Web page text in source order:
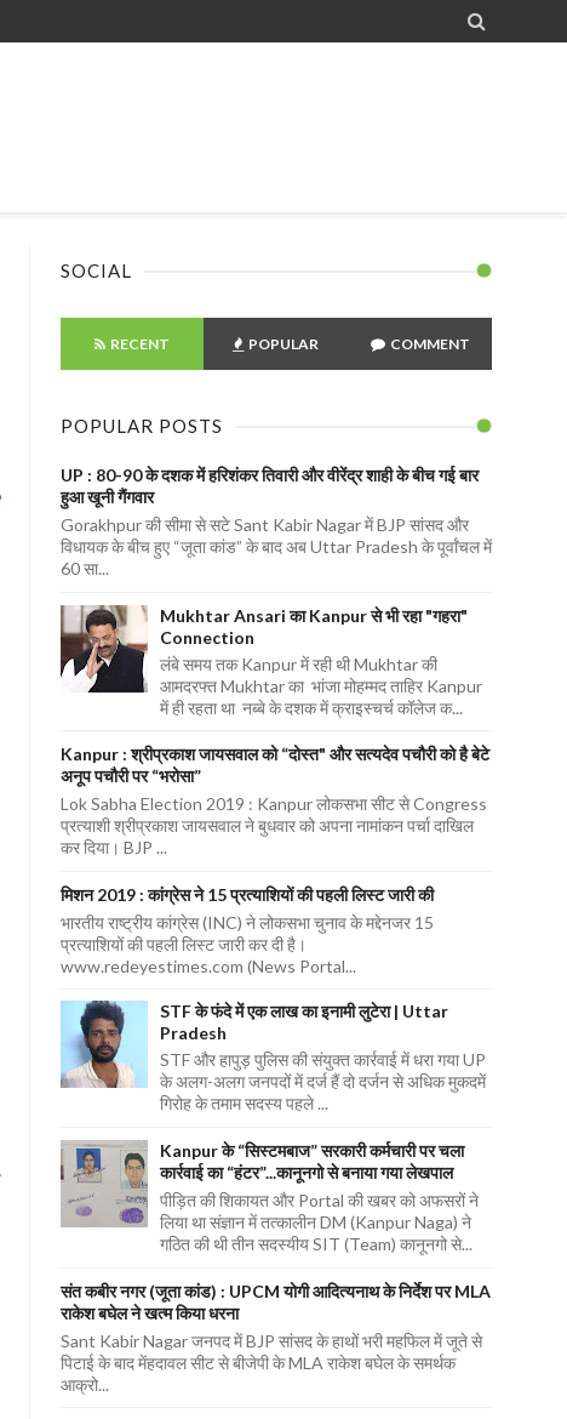

SOCIAL
RECENT POPULAR COMMENT
POPULAR POSTS
UP : 80-90 के दशक में हरिशंकर तिवारी और वीरेंद्र शाही के बीच गई बार
हुआ खूनी गैंगवार
Gorakhpur की सीमा से सटे Sant Kabir Nagar में BJP सांसद और
विधायक के बीच हुए “जूता कांड” के बाद अब Uttar Pradesh के पूर्वांचल में
60 सा...
Mukhtar Ansari का Kanpur से भी रहा "गहरा"
Connection
लंबे समय तक Kanpur में रही थी Mukhtar की
आमदरफ्त Mukhtar का भांजा मोहम्मद ताहिर Kanpur
में ही रहता था नब्बे के दशक में क्राइस्चर्च कॉलेज क...
Kanpur : श्रीप्रकाश जायसवाल को “दोस्त" और सत्यदेव पचौरी को है बेटे
अनूप पचौरी पर “भरोसा”
Lok Sabha Election 2019 : Kanpur लोकसभा सीट से Congress
प्रत्याशी श्रीप्रकाश जायसवाल ने बुधवार को अपना नामांकन पर्चा दाखिल
कर दिया। BJP ...
मिशन 2019 : कांग्रेस ने 15 प्रत्याशियों की पहली लिस्ट जारी की
भारतीय राष्ट्रीय कांग्रेस (INC) ने लोकसभा चुनाव के मद्देनजर 15
प्रत्याशियों की पहली लिस्ट जारी कर दी है।
www.redeyestimes.com (News Portal...
STF के फंदे में एक लाख का इनामी लुटेरा | Uttar
Pradesh
STF और हापुड़ पुलिस की संयुक्त कार्रवाई में धरा गया UP
के अलग-अलग जनपदों में दर्ज हैं दो दर्जन से अधिक मुकदमें
गिरोह के तमाम सदस्य पहले ...
Kanpur के “सिस्टमबाज” सरकारी कर्मचारी पर चला
कार्रवाई का “हंटर”...कानूनगो से बनाया गया लेखपाल
पीड़ित की शिकायत और Portal की खबर को अफसरों ने
लिया था संज्ञान में तत्कालीन DM (Kanpur Naga) ने
गठित की थी तीन सदस्यीय SIT (Team) कानूनगो से...
संत कबीर नगर (जूता कांड) : UPCM योगी आदित्यनाथ के निर्देश पर MLA
राकेश बघेल ने खत्म किया धरना
Sant Kabir Nagar जनपद में BJP सांसद के हाथों भरी महफिल में जूते से
पिटाई के बाद मेंहदावल सीट से बीजेपी के MLA राकेश बघेल के समर्थक
आक्रो...